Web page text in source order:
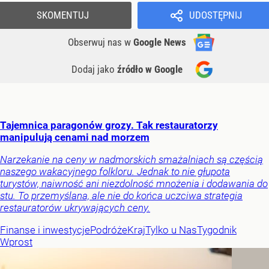
UDOSTĘPNIJ
Obserwuj nas w Google News
Dodaj jako źródło w Google
SKOMENTUJ
Tajemnica paragonów grozy. Tak restauratorzy
manipulują cenami nad morzem
Narzekanie na ceny w nadmorskich smażalniach są częścią
naszego wakacyjnego folkloru. Jednak to nie głupota
turystów, naiwność ani niezdolność mnożenia i dodawania do
stu. To przemyślana, ale nie do końca uczciwa strategia
restauratorów ukrywających ceny.
Finanse i inwestycjePodróżeKrajTylko u NasTygodnik
Wprost